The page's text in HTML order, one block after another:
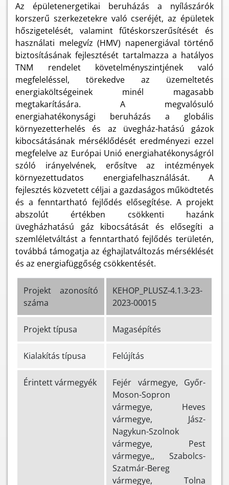
Az épületenergetikai beruházás a nyílászárók
korszerű szerkezetekre való cseréjét, az épületek
hőszigetelését, valamint fűtéskorszerűsítését és
használati melegvíz (HMV) napenergiával történő
biztosításának fejlesztését tartalmazza a hatályos
TNM rendelet követelményszintjének való
megfeleléssel, törekedve az üzemeltetés
energiaköltségeinek minél magasabb
megtakarítására. A megvalósuló
energiahatékonysági beruházás a globális
környezetterhelés és az üvegház-hatású gázok
kibocsátásának mérséklődését eredményezi ezzel
megfelelve az Európai Unió energiahatékonyságról
szóló irányelvének, erősítve az intézmények
környezettudatos energiafelhasználását. A
fejlesztés közvetett céljai a gazdaságos működtetés
és a fenntartható fejlődés elősegítése. A projekt
abszolút értékben csökkenti hazánk
üvegházhatású gáz kibocsátását és elősegíti a
szemléletváltást a fenntartható fejlődés területén,
továbbá támogatja az éghajlatváltozás mérséklését
és az energiafüggőség csökkentését.
Projekt azonosító
száma
KEHOP_PLUSZ-4.1.3-23-
2023-00015
Projekt típusa Magasépítés
Kialakítás típusa Felújítás
Érintett vármegyék
Fejér vármegye, Győr-
Moson-Sopron
vármegye, Heves
vármegye, Jász-
Nagykun-Szolnok
vármegye, Pest
vármegye,, Szabolcs-
Szatmár-Bereg
vármegye, Tolna